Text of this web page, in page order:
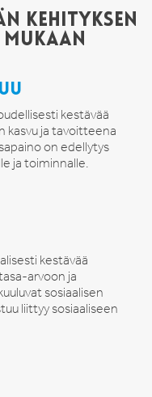
KEHITYKSEN
MUKAAN
kestävää
kasvu ja tavoitteena
on edellytys
ja toiminnalle.
kestävää
arvoon ja
sosiaalisen
liittyy sosiaaliseen